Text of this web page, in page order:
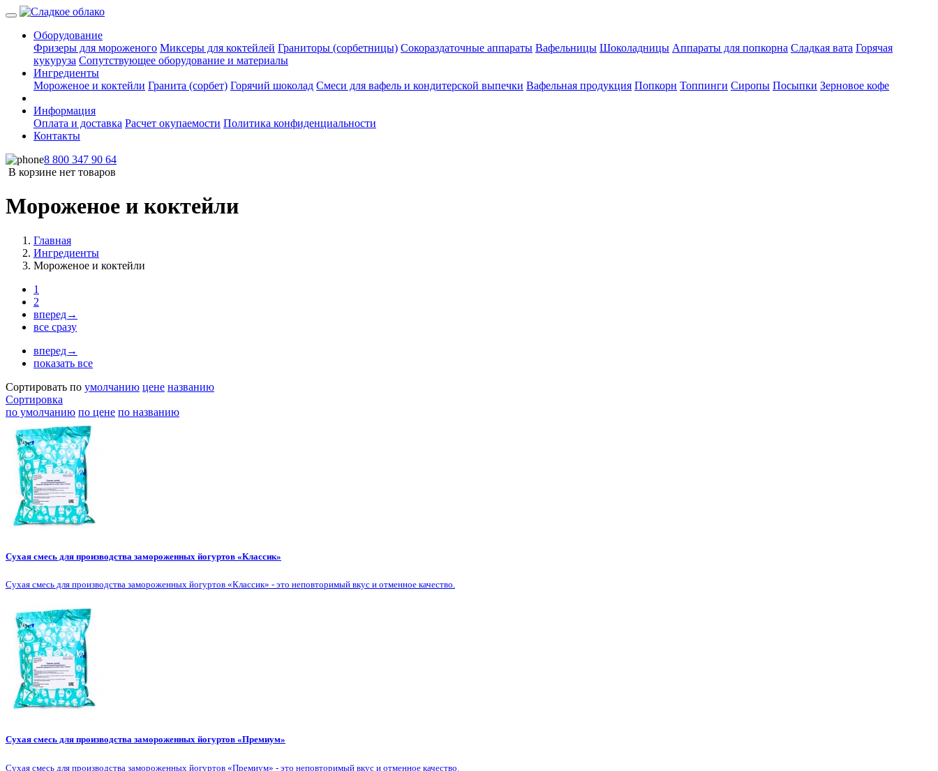
Оборудование
Фризеры для мороженого Миксеры для коктейлей Граниторы (сорбетницы) Сокораздаточные аппараты Вафельницы Шоколадницы Аппараты для попкорна Сладкая вата Горячая
кукуруза Сопутствующее оборудование и материалы
Ингредиенты
Мороженое и коктейли Гранита (сорбет) Горячий шоколад Смеси для вафель и кондитерской выпечки Вафельная продукция Попкорн Топпинги Сиропы Посыпки Зерновое кофе
Информация
Оплата и доставка Расчет окупаемости Политика конфиденциальности
Контакты
8 800 347 90 64
В корзине нет товаров
Мороженое и коктейли
Главная
Ингредиенты
Мороженое и коктейли
1
2
вперед→
все сразу
вперед→
показать все
Сортировать по умолчанию цене названию
Сортировка
по умолчанию по цене по названию
Сухая смесь для производства замороженных йогуртов «Классик»
Сухая смесь для производства замороженных йогуртов «Классик» - это неповторимый вкус и отменное качество.
Сухая смесь для производства замороженных йогуртов «Премиум»
Сухая смесь для производства замороженных йогуртов «Премиум» - это неповторимый вкус и отменное качество.